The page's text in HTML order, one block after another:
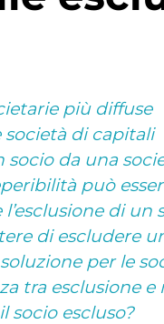
più diffuse
società di capitali
socio da una
può
di
di escludere
per le
tra esclusione e
socio escluso?